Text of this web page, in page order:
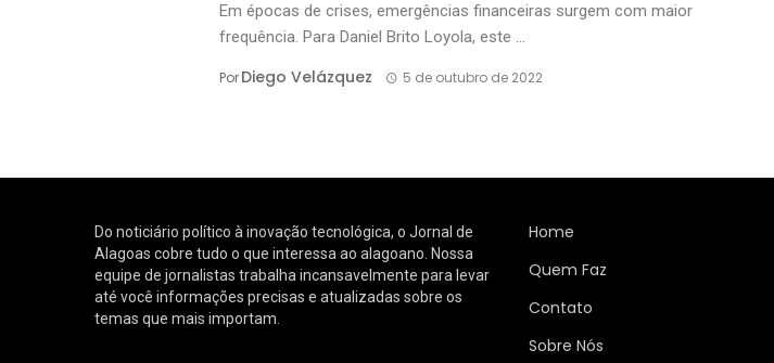
Em épocas de crises, emergências financeiras surgem com maior
frequência. Para Daniel Brito Loyola, este ...
PorDiego Velázquez 5 de outubro de 2022
Do noticiário político à inovação tecnológica, o Jornal de
Alagoas cobre tudo o que interessa ao alagoano. Nossa
equipe de jornalistas trabalha incansavelmente para levar
até você informações precisas e atualizadas sobre os
temas que mais importam.
Home
Quem Faz
Contato
Sobre Nós